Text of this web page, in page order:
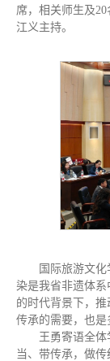
席，相关师生及
江义主持。
国际旅游文
染是我省非遗体
的时代背景下，
传承的需要，也是
王勇寄语全
当、带传承，做